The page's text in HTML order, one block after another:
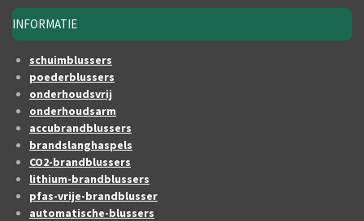
INFORMATIE
schuimblussers
poederblussers
onderhoudsvrij
onderhoudsarm
accubrandblussers
brandslanghaspels
CO2-brandblussers
lithium-brandblussers
pfas-vrije-brandblusser
automatische-blussers